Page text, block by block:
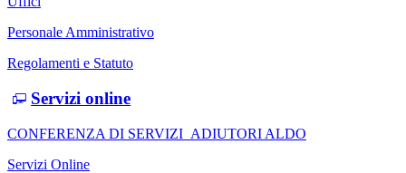
Personale Amministrativo
Regolamenti e Statuto
Servizi online
CONFERENZA DI SERVIZI_ADIUTORI ALDO
Servizi Online